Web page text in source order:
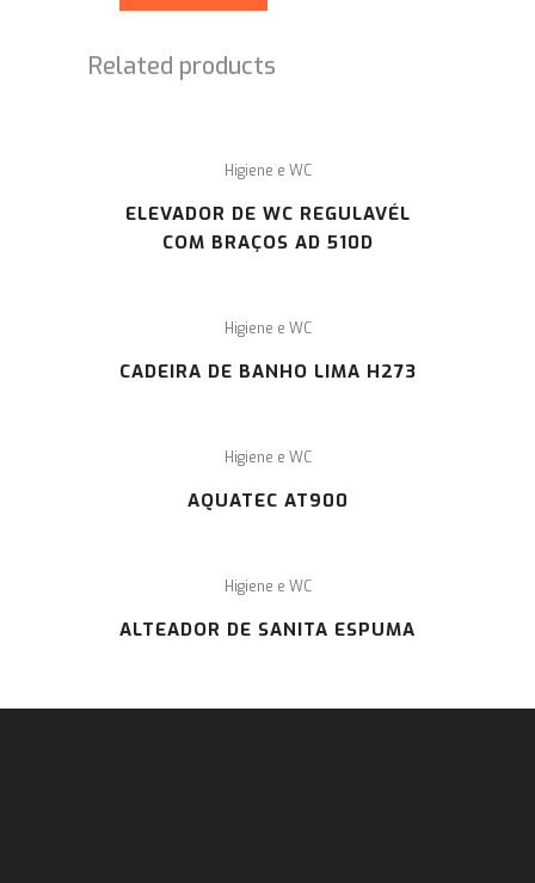
Related products
Higiene e WC
ELEVADOR DE WC REGULAVÉL
COM BRAÇOS AD 510D
Higiene e WC
CADEIRA DE BANHO LIMA H273
Higiene e WC
AQUATEC AT900
Higiene e WC
ALTEADOR DE SANITA ESPUMA